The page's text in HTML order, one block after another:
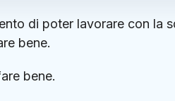
di poter lavorare con la
bene.
bene.